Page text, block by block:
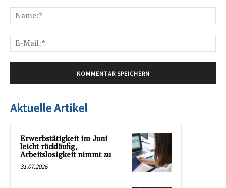
Aktuelle Artikel
Erwerbstätigkeit im Juni
leicht rückläufig,
Arbeitslosigkeit nimmt zu
31.07.2026